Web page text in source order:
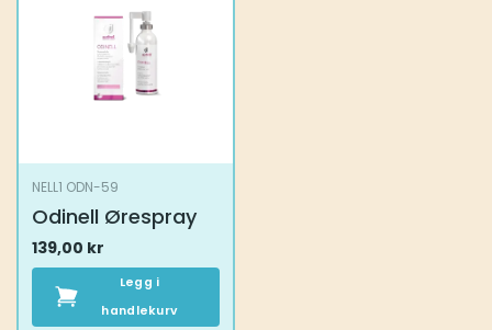
NELL1 ODN-59
Odinell Ørespray
139,00 kr
Legg i
handlekurv